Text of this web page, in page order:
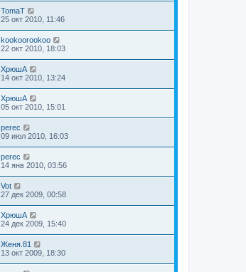
TomaT
25 окт 2010, 11:46
kookoorookoo
22 окт 2010, 18:03
ХрюшА
14 окт 2010, 13:24
ХрюшА
05 окт 2010, 15:01
perec
09 июл 2010, 16:03
perec
14 янв 2010, 03:56
Vot
27 дек 2009, 00:58
ХрюшА
24 дек 2009, 15:40
Женя.81
13 окт 2009, 18:30